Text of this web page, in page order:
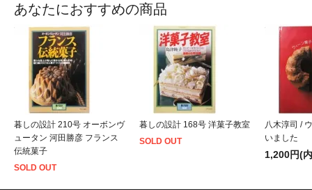
あなたにおすすめの商品
暮しの設計 210号 オーボンヴ
ュータン 河田勝彦 フランス
伝統菓子
SOLD OUT
暮しの設計 168号 洋菓子教室
SOLD OUT
八木淳司 /
いました
1,200円(